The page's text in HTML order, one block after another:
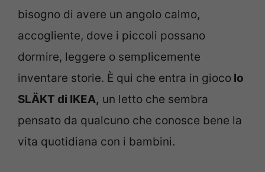
bisogno di avere un angolo calmo,
accogliente, dove i piccoli possano
dormire, leggere o semplicemente
inventare storie. È qui che entra in gioco lo
SLÄKT di IKEA, un letto che sembra
pensato da qualcuno che conosce bene la
vita quotidiana con i bambini.